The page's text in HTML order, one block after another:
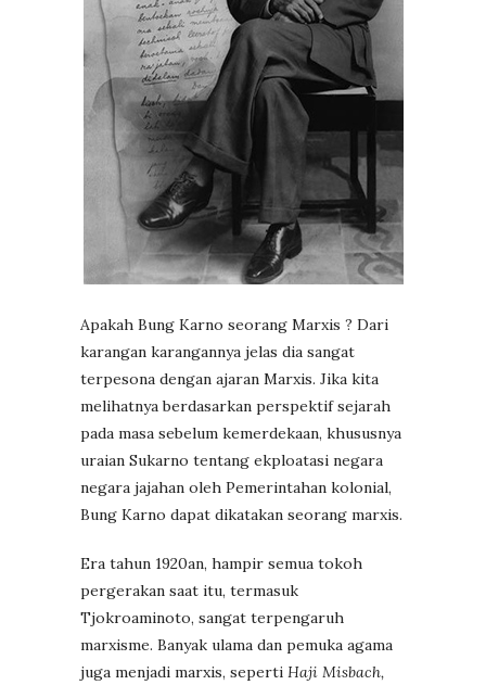
Apakah Bung Karno seorang Marxis ? Dari
karangan karangannya jelas dia sangat
terpesona dengan ajaran Marxis. Jika kita
melihatnya berdasarkan perspektif sejarah
pada masa sebelum kemerdekaan, khususnya
uraian Sukarno tentang ekploatasi negara
negara jajahan oleh Pemerintahan kolonial,
Bung Karno dapat dikatakan seorang marxis.
Era tahun 1920an, hampir semua tokoh
pergerakan saat itu, termasuk
Tjokroaminoto, sangat terpengaruh
marxisme. Banyak ulama dan pemuka agama
juga menjadi marxis, seperti Haji Misbach,